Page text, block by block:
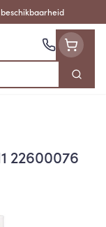
Zoek
22600076